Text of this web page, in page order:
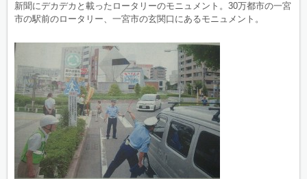
新聞にデカデカと載ったロータリーのモニュメント。30万都市の一宮
市の駅前のロータリー、一宮市の玄関口にあるモニュメント。